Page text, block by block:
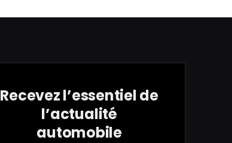
Recevez l’essentiel de
l’actualité
automobile